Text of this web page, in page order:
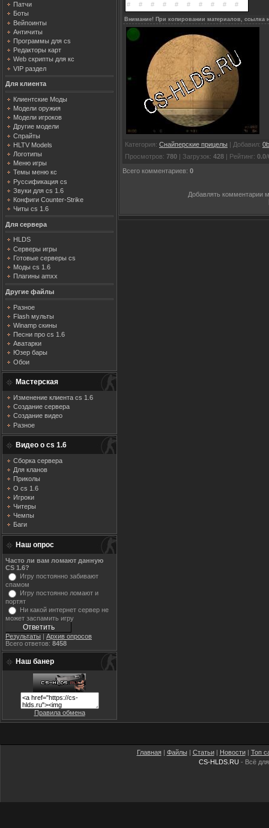
Патчи
Боты
Вейпоинты
Античиты
Программы для cs
Редакторы карт
Web скрипты для кс
VIP раздел
Для клиента
Клиентские Моды
Модели оружия
Модели игроков
Другие модели
Спрайты
HLTV Models
Логотипы
Меню игры
Темы меню кс
Руссификация cs
Звуки для cs 1.6
Конфиги Counter-Strike
Читы cs 1.6
Для сервера
HLDS
Серверы игры
Готовые серверы cs
Моды cs 1.6
Плагины amxx
Другие файлы
Разное
Flash мульты
Winamp скины
Песни про cs 1.6
Аватарки
Юзер бары
Обои
Мастерская
Изменение клиента cs 1.6
Создание сервера
Создание видео
Разное
Видео о cs 1.6
Сборка сервера
Для кланов
Приколы
О cs 1.6
Игроки
Читеры
Чемпы
Баги
Наш опрос
Часто ли вам ломают данную
CS 1.6?
Игру постоянно забивают
спамом
Игру постоянно ломают и
портят
Ни какой интернет сервер не
может заспамить игру
Результаты | Архив опросов
Всего ответов: 8458
Наш банер
Правила обмена
Внимание! При копировании материалов, ссылка
Категория: Снайперские прицелы | Добавил:
Просмотров: 780 | Загрузок: 428 | Рейтинг: 0.0/
Всего комментариев: 0
Добавлять комментарии
Главная| Файлы | Статьи| Новости| Топ
CS-HLDS.RU - Всё